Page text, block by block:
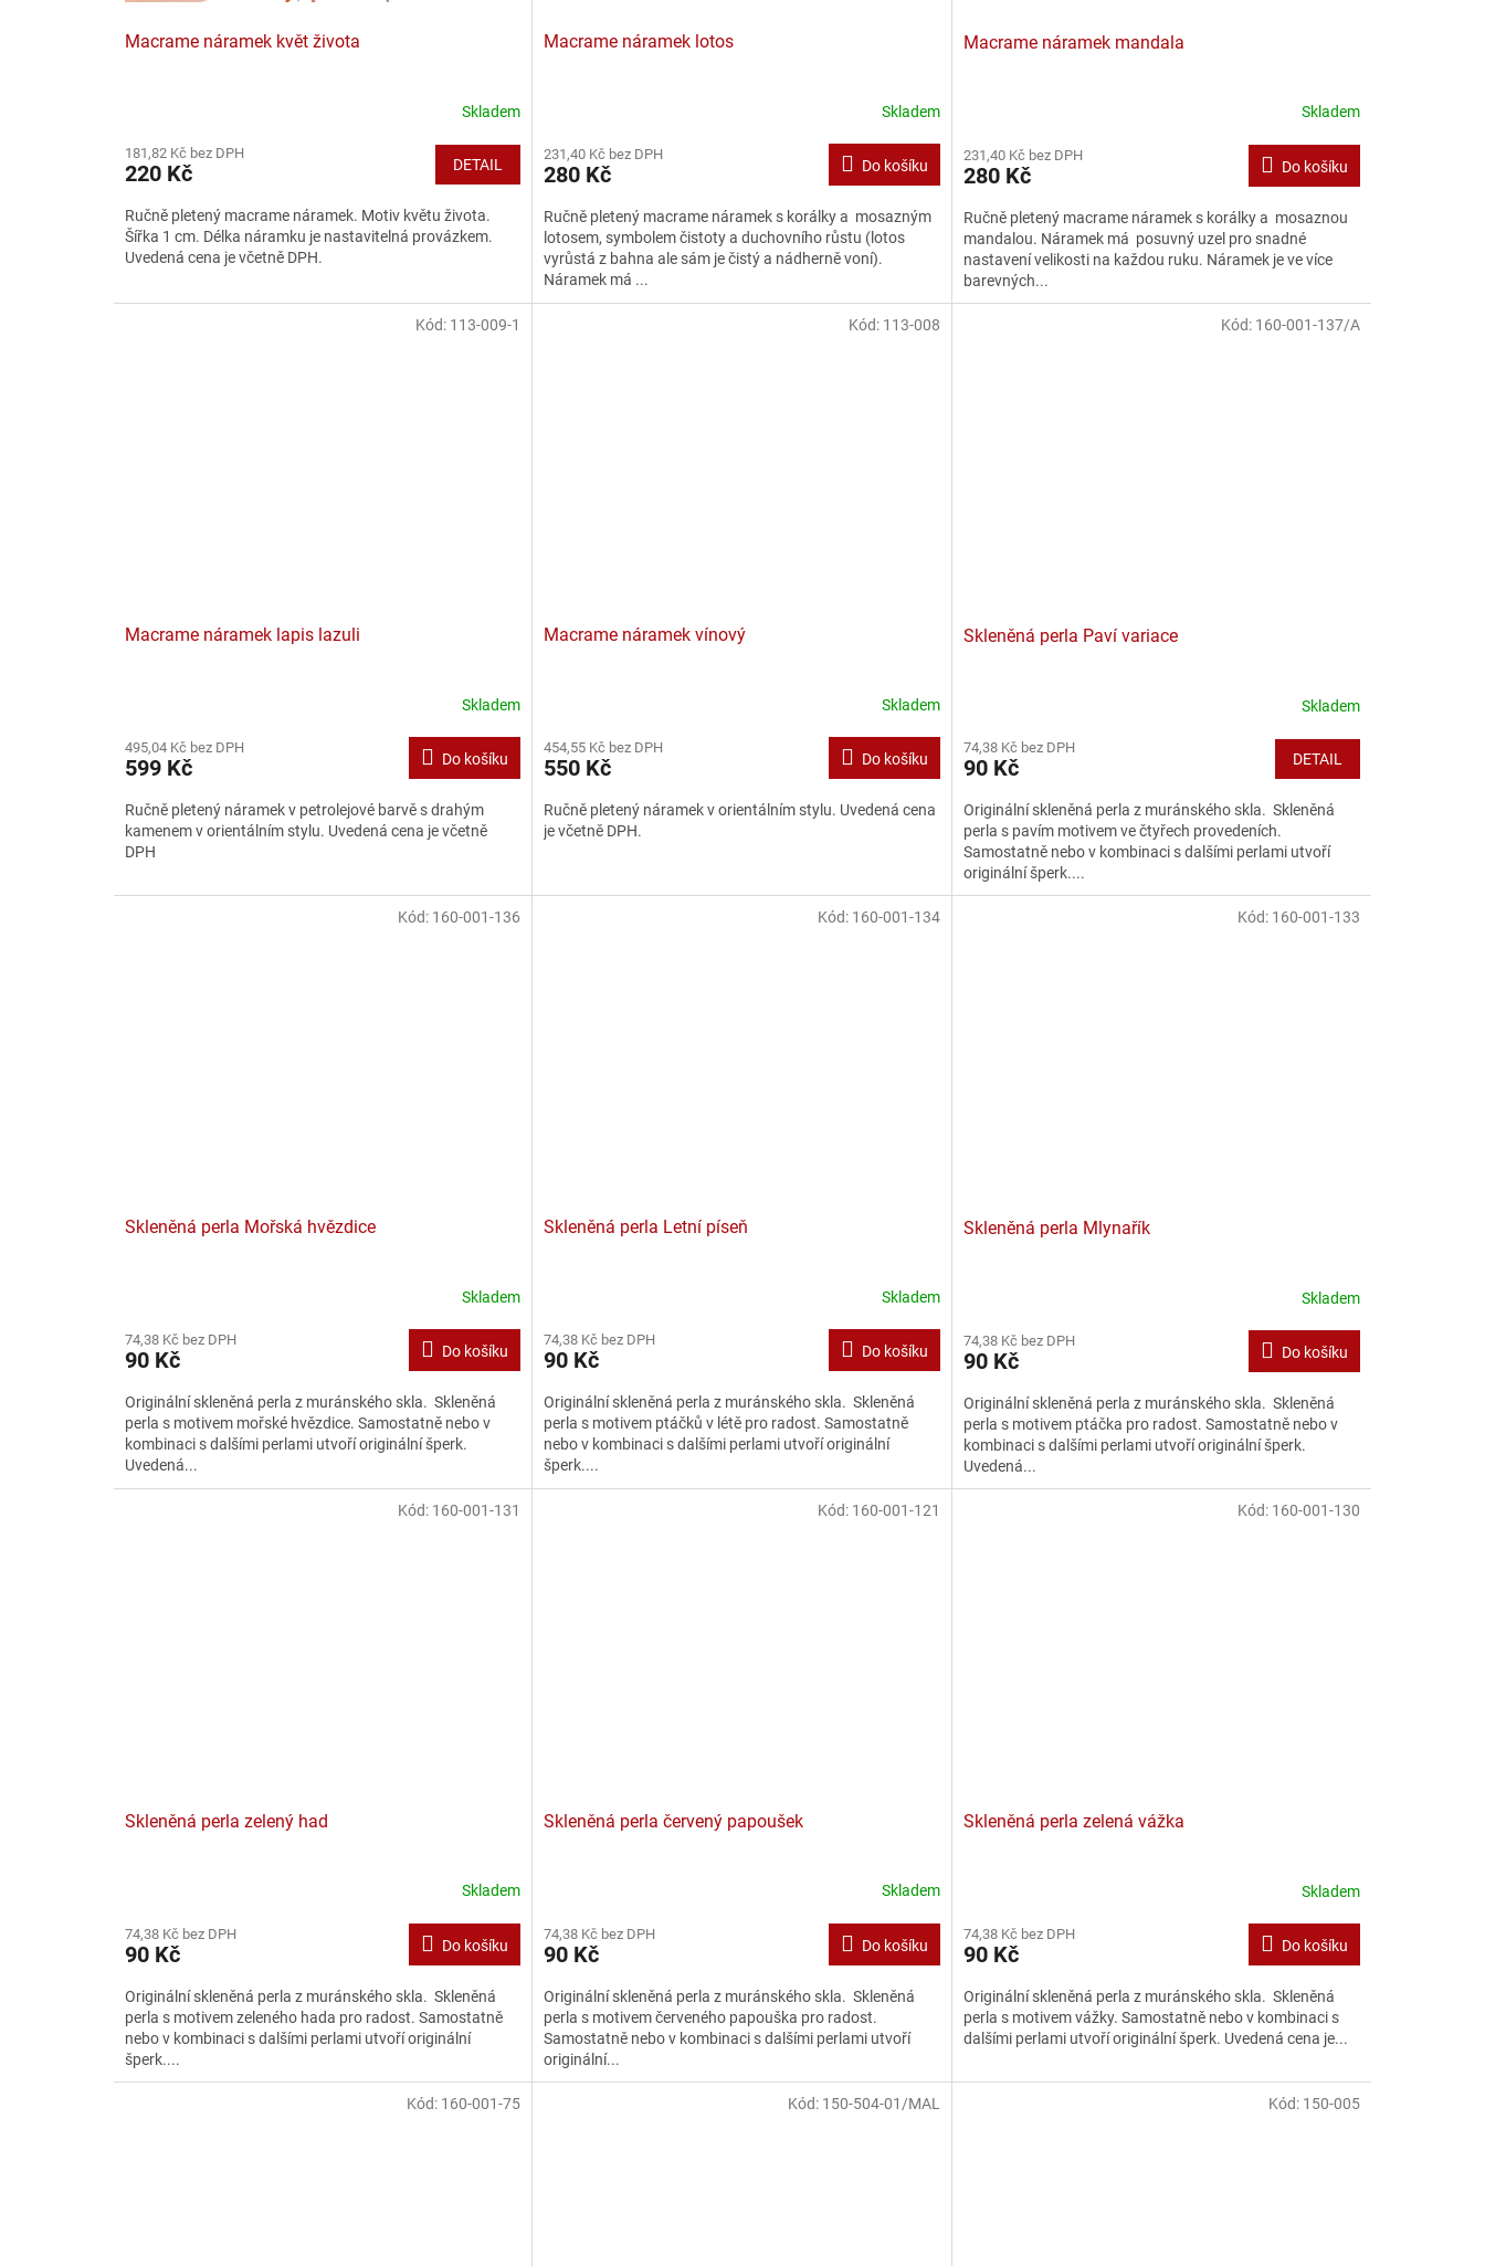
Macrame náramek květ života
Skladem
181,82 Kč bez DPH
220 Kč DETAIL
Ručně pletený macrame náramek. Motiv květu života.
Šířka 1 cm. Délka náramku je nastavitelná provázkem.
Uvedená cena je včetně DPH.
Macrame náramek lotos
Skladem
231,40 Kč bez DPH
280 Kč Do košíku
Ručně pletený macrame náramek s korálky a mosazným
lotosem, symbolem čistoty a duchovního růstu (lotos
vyrůstá z bahna ale sám je čistý a nádherně voní).
Náramek má ...
Macrame náramek mandala
Skladem
231,40 Kč bez DPH
280 Kč Do košíku
Ručně pletený macrame náramek s korálky a mosaznou
mandalou. Náramek má posuvný uzel pro snadné
nastavení velikosti na každou ruku. Náramek je ve více
barevných...
Macrame náramek lapis lazuli
Skladem
495,04 Kč bez DPH
599 Kč Do košíku
Ručně pletený náramek v petrolejové barvě s drahým
kamenem v orientálním stylu. Uvedená cena je včetně
DPH
Kód: 113-009-1
Macrame náramek vínový
Skladem
454,55 Kč bez DPH
550 Kč Do košíku
Ručně pletený náramek v orientálním stylu. Uvedená cena
je včetně DPH.
Kód: 113-008
Skleněná perla Paví variace
Skladem
74,38 Kč bez DPH
90 Kč DETAIL
Originální skleněná perla z muránského skla. Skleněná
perla s pavím motivem ve čtyřech provedeních.
Samostatně nebo v kombinaci s dalšími perlami utvoří
originální šperk....
Kód: 160-001-137/A
Skleněná perla Mořská hvězdice
Skladem
74,38 Kč bez DPH
90 Kč Do košíku
Originální skleněná perla z muránského skla. Skleněná
perla s motivem mořské hvězdice. Samostatně nebo v
kombinaci s dalšími perlami utvoří originální šperk.
Uvedená...
Kód: 160-001-136
Skleněná perla Letní píseň
Skladem
74,38 Kč bez DPH
90 Kč Do košíku
Originální skleněná perla z muránského skla. Skleněná
perla s motivem ptáčků v létě pro radost. Samostatně
nebo v kombinaci s dalšími perlami utvoří originální
šperk....
Kód: 160-001-134
Skleněná perla Mlynařík
Skladem
74,38 Kč bez DPH
90 Kč Do košíku
Originální skleněná perla z muránského skla. Skleněná
perla s motivem ptáčka pro radost. Samostatně nebo v
kombinaci s dalšími perlami utvoří originální šperk.
Uvedená...
Kód: 160-001-133
Skleněná perla zelený had
Skladem
74,38 Kč bez DPH
90 Kč Do košíku
Originální skleněná perla z muránského skla. Skleněná
perla s motivem zeleného hada pro radost. Samostatně
nebo v kombinaci s dalšími perlami utvoří originální
šperk....
Kód: 160-001-131
Skleněná perla červený papoušek
Skladem
74,38 Kč bez DPH
90 Kč Do košíku
Originální skleněná perla z muránského skla. Skleněná
perla s motivem červeného papouška pro radost.
Samostatně nebo v kombinaci s dalšími perlami utvoří
originální...
Kód: 160-001-121
Skleněná perla zelená vážka
Skladem
74,38 Kč bez DPH
90 Kč Do košíku
Originální skleněná perla z muránského skla. Skleněná
perla s motivem vážky. Samostatně nebo v kombinaci s
dalšími perlami utvoří originální šperk. Uvedená cena je...
Kód: 160-001-130
Kód: 160-001-75 Kód: 150-504-01/MAL Kód: 150-005